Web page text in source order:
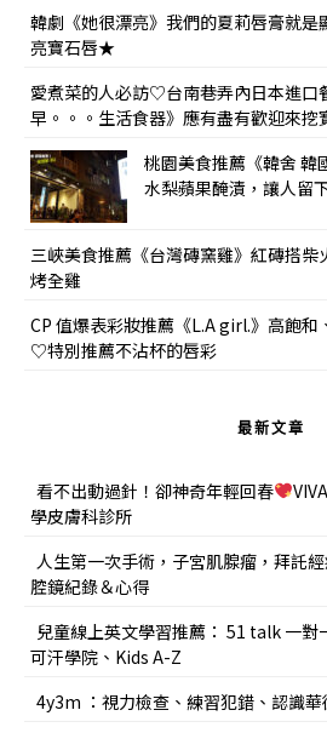
韓劇《她很漂亮》我們的夏莉唇膏就是
亮寶石唇★
愛煮菜的人必訪♡台南巷弄內日本進口
早。。。生活食器》應有盡有歡迎來挖
桃園美食推薦《韓舍 韓
水梨蘋果醃漬，讓人留
三峽美食推薦《台灣磚窯雞》紅磚搭柴
烤全雞
CP 值爆表彩妝推薦《L.A girl.》高飽
♡特別推薦不沾杯的唇彩
最新文章
看不出動過針！卻神奇年輕回春
學皮膚科診所
人生第一次手術，子宮肌腺瘤，拜託
腔鏡紀錄＆心得
兒童線上英文學習推薦： 51 talk 一
可汗學院、Kids A-Z
4y3m ：視力檢查、練習犯錯、認識華